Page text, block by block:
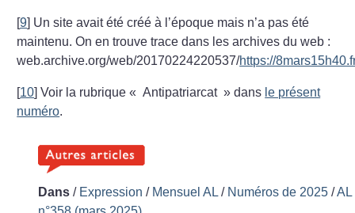
[9] Un site avait été créé à l’époque mais n’a pas été
maintenu. On en trouve trace dans les archives du web :
web.archive.org/web/20170224220537/https://
[10]Voir la rubrique « Antipatriarcat » dans le présent
numéro.
Dans / Expression / Mensuel AL / Numéros de 2025 /AL